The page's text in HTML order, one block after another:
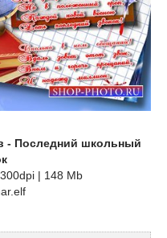
- Последний школьный
| 148 Mb